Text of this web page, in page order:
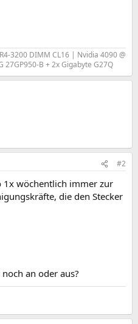
3200 DIMM CL16 | Nvidia 4090 @
B + 2x Gigabyte G27Q​
#2
1x wöchentlich immer zur
die den Stecker
an oder aus?